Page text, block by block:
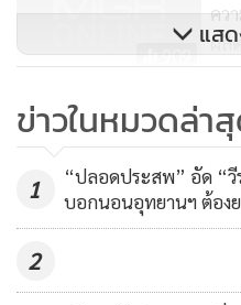
909
คว
ผลิ
5,424
พล
“
แส
ข่าวในหมวดล่า
1
“ปลอดประสพ” อัด “วี
บอกนอนอุทยานฯ ต้อง
2